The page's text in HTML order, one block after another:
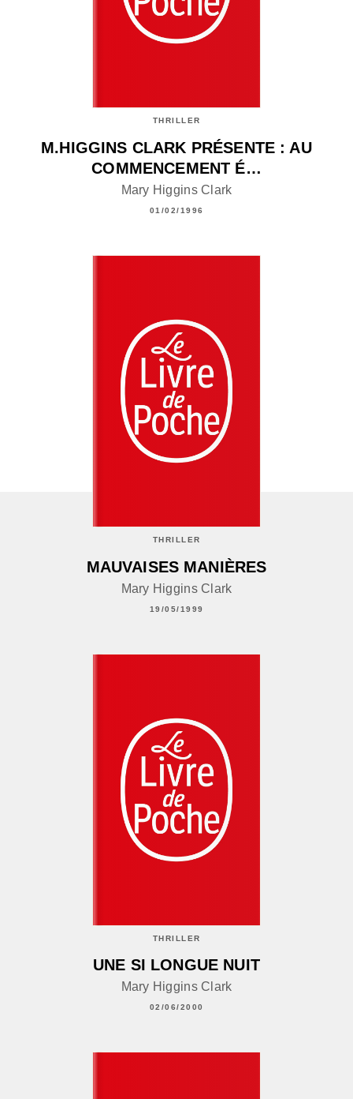
THRILLER
M.HIGGINS CLARK PRÉSENTE : AU
COMMENCEMENT É…
Mary Higgins Clark
01/02/1996
THRILLER
MAUVAISES MANIÈRES
Mary Higgins Clark
19/05/1999
THRILLER
UNE SI LONGUE NUIT
Mary Higgins Clark
02/06/2000